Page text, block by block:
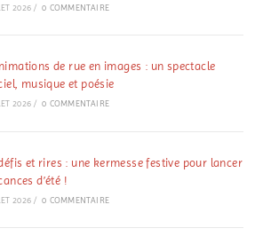
2026 / 0 COMMENTAIRE
de rue en images : un spectacle
musique et poésie
2026 / 0 COMMENTAIRE
et rires : une kermesse festive pour lancer
d’été !
2026 / 0 COMMENTAIRE